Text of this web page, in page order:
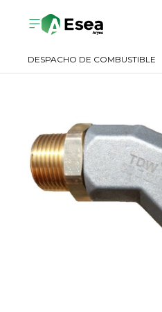
DESPACHO DE COMBUSTIBLE